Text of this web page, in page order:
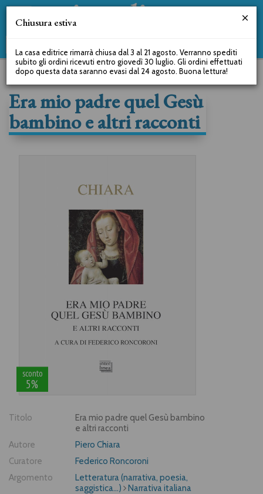
Era mio padre quel Gesù
bambino e altri racconti
sconto
5%
Titolo
Era mio padre quel Gesù bambino
e altri racconti
Autore
Piero Chiara
Curatore
Federico Roncoroni
Argomento
Letteratura (narrativa, poesia,
saggistica...)
Narrativa italiana
Chiusura estiva
La casa editrice rimarrà chiusa dal 3 al 21 agosto. Verranno spediti
subito gli ordini ricevuti entro giovedì 30 luglio. Gli ordini effettuati
dopo questa data saranno evasi dal 24 agosto. Buona lettura!